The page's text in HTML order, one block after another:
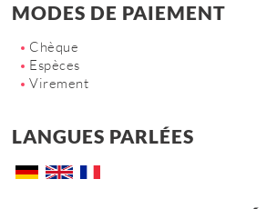
MODES DE PAIEMENT
Chèque
Espèces
Virement
LANGUES PARLÉES